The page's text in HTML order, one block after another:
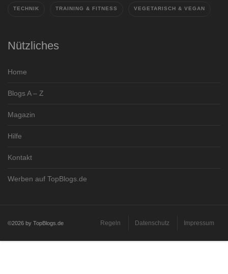
TECHNIK TRAINING & FITNESS VEGETARISCH & VEGAN
Nützliches
Home
Blogs A – Z
Magazin
Hilfe
Kontakt
Werben auf TopBlogs.de
©2026 by TopBlogs.de Regeln Datenschutz Impressum